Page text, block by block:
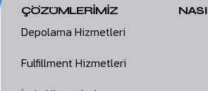
ÇÖZÜMLERİMİZ
Depolama Hizmetleri
Fulfillment Hizmetleri